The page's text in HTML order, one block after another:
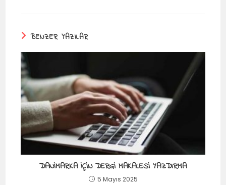
BENZER YAZILAR
DANİMARKA İÇİN DERGİ MAKALESİ YAZDIRMA
5 Mayıs 2025